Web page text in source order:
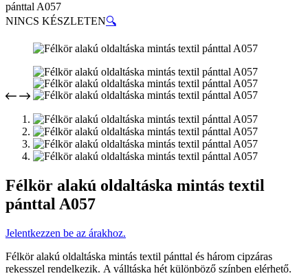
pánttal A057
NINCS KÉSZLETEN🔍
Félkör alakú oldaltáska mintás textil
pánttal A057
Jelentkezzen be az árakhoz.
Félkör alakú oldaltáska mintás textil pánttal és három cipzáras
rekesszel rendelkezik. A válltáska hét különböző színben elérhető.